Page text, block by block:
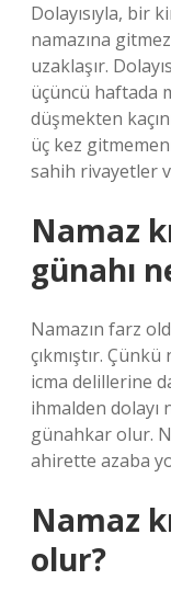
Dolayısıyla, bir
namazına
uzaklaşır.
üçüncü haftada
düşmekten
üç kez
sahih rivayetler
Namaz
günahı
Namazın farz
çıkmıştır.
icma delillerine
ihmalden dolayı
günahkar olur.
ahirette azaba
Namaz
olur?